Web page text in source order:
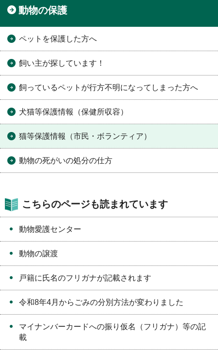
動物の保護
ペットを保護した方へ
飼い主が探しています！
飼っているペットが行方不明になってしまった方へ
犬猫等保護情報（保健所収容）
猫等保護情報（市民・ボランティア）
動物の死がいの処分の仕方
こちらのページも読まれています
動物愛護センター
動物の譲渡
戸籍に氏名のフリガナが記載されます
令和8年4月からごみの分別方法が変わりました
マイナンバーカードへの振り仮名（フリガナ）等の記
載